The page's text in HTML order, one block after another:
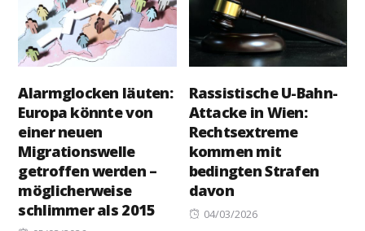
Alarmglocken läuten:
Europa könnte von
einer neuen
Migrationswelle
getroffen werden –
möglicherweise
schlimmer als 2015
Rassistische U-Bahn-
Attacke in Wien:
Rechtsextreme
kommen mit
bedingten Strafen
davon
Posted
04/03/2026